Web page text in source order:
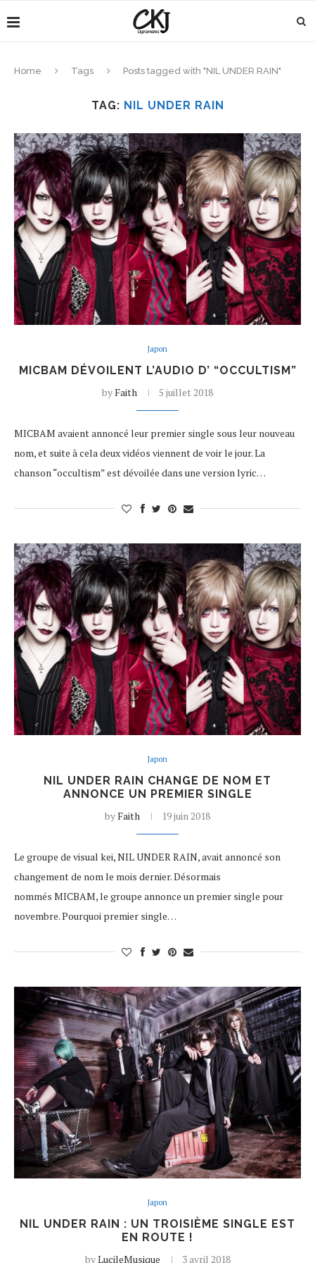
Home Tags Posts tagged with "NIL UNDER RAIN"
TAG: NIL UNDER RAIN
Japon
MICBAM DÉVOILENT L’AUDIO D’ “OCCULTISM”
byFaith 5 juillet 2018
MICBAM avaient annoncé leur premier single sous leur nouveau
nom, et suite à cela deux vidéos viennent de voir le jour. La
chanson “occultism” est dévoilée dans une version lyric…
Japon
NIL UNDER RAIN CHANGE DE NOM ET
ANNONCE UN PREMIER SINGLE
byFaith 19 juin 2018
Le groupe de visual kei, NIL UNDER RAIN, avait annoncé son
changement de nom le mois dernier. Désormais
nommés MICBAM, le groupe annonce un premier single pour
novembre. Pourquoi premier single…
Japon
NIL UNDER RAIN : UN TROISIÈME SINGLE EST
EN ROUTE !
byLucileMusique 3 avril 2018